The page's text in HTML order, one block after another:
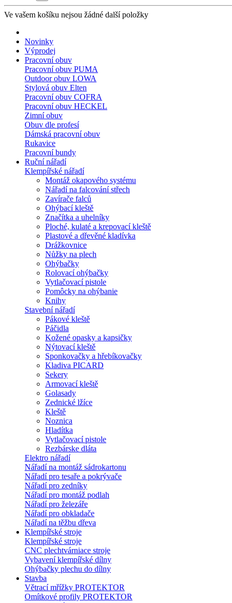
Ve vašem košíku nejsou žádné další položky
Novinky
Výprodej
Pracovní obuv
Pracovní obuv PUMA
Outdoor obuv LOWA
Stylová obuv Elten
Pracovní obuv COFRA
Pracovní obuv HECKEL
Zimní obuv
Obuv dle profesí
Dámská pracovní obuv
Rukavice
Pracovní bundy
Ruční nářadí
Klempířské nářadí
Montáž okapového systému
Nářadí na falcování střech
Zavírače falců
Ohýbací kleště
Značítka a uhelníky
Ploché, kulaté a krepovací kleště
Plastové a dřevěné kladívka
Drážkovnice
Nůžky na plech
Ohýbačky
Rolovací ohýbačky
Vytlačovací pistole
Pomôcky na ohýbanie
Knihy
Stavební nářadí
Pákové kleště
Páčidla
Kožené opasky a kapsičky
Nýtovací kleště
Sponkovačky a hřebíkovačky
Kladiva PICARD
Sekery
Armovací kleště
Golasady
Zednické lžíce
Kleště
Noznica
Hladítka
Vytlačovací pistole
Rezbárske dláta
Elektro nářadí
Nářadí na montáž sádrokartonu
Nářadí pro tesaře a pokrývače
Nářadí pro zedníky
Nářadí pro montáž podlah
Nářadí pro železáře
Nářadí pro obkladače
Nářadí na těžbu dřeva
Klempířské stroje
Klempířské stroje
CNC plechtvárniace stroje
Vybavení klempířské dílny
Ohýbačky plechu do dílny
Stavba
Větrací mřížky PROTEKTOR
Omítkové profily PROTEKTOR